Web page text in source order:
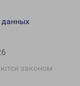
законом
данных